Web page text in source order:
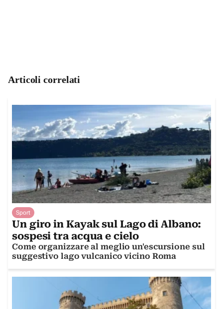
Articoli correlati
Sport
Un giro in Kayak sul Lago di Albano:
sospesi tra acqua e cielo
Come organizzare al meglio un'escursione sul
suggestivo lago vulcanico vicino Roma